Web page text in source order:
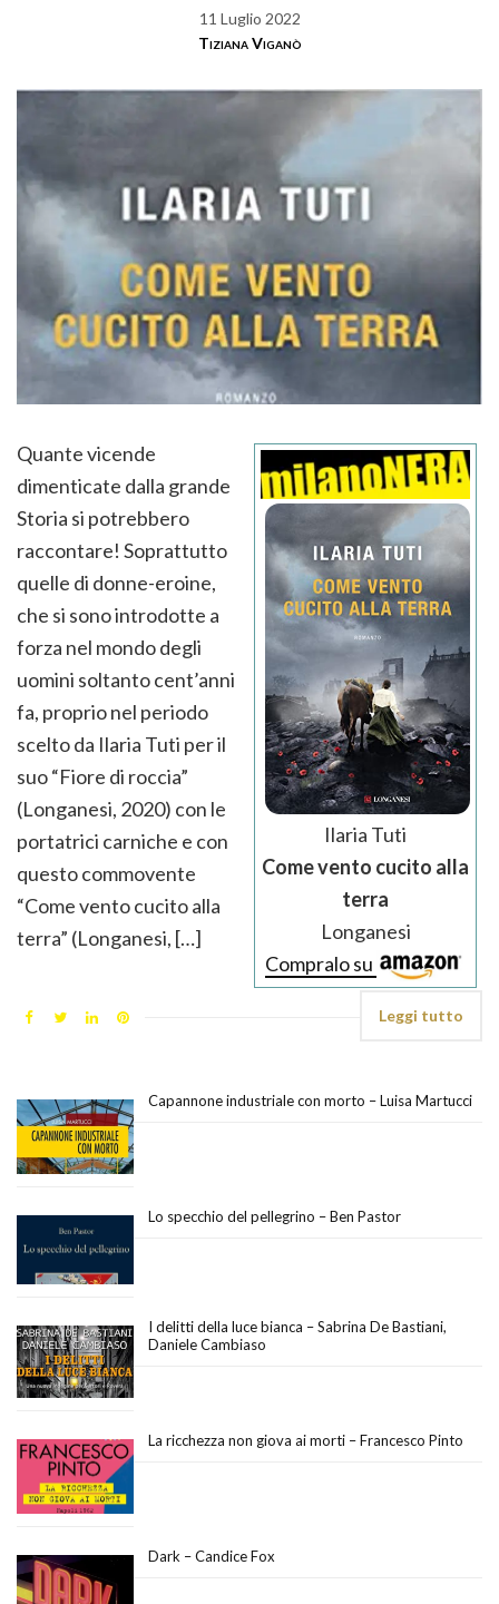
11 Luglio 2022
Tiziana Viganò
Ilaria Tuti
Come vento cucito alla
terra
Longanesi
Compralo su
Quante vicende
dimenticate dalla grande
Storia si potrebbero
raccontare! Soprattutto
quelle di donne-eroine,
che si sono introdotte a
forza nel mondo degli
uomini soltanto cent’anni
fa, proprio nel periodo
scelto da Ilaria Tuti per il
suo “Fiore di roccia”
(Longanesi, 2020) con le
portatrici carniche e con
questo commovente
“Come vento cucito alla
terra” (Longanesi, […]
Leggi tutto
Capannone industriale con morto – Luisa Martucci
Lo specchio del pellegrino – Ben Pastor
I delitti della luce bianca – Sabrina De Bastiani,
Daniele Cambiaso
La ricchezza non giova ai morti – Francesco Pinto
Dark – Candice Fox